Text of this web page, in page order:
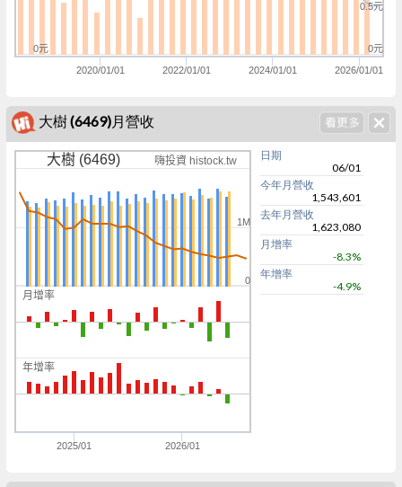
2020/01/01 2022/01/01 2024/01/01 2026/01/01
0元
0.5元
0元
大樹 (6469)月營收
月增率
年增率
大樹 (6469) 嗨投資 histock.tw
2025/01 2026/01
0
1M
日期
06/01
今年月營收
1,543,601
去年月營收
1,623,080
月增率
-8.3%
年增率
-4.9%